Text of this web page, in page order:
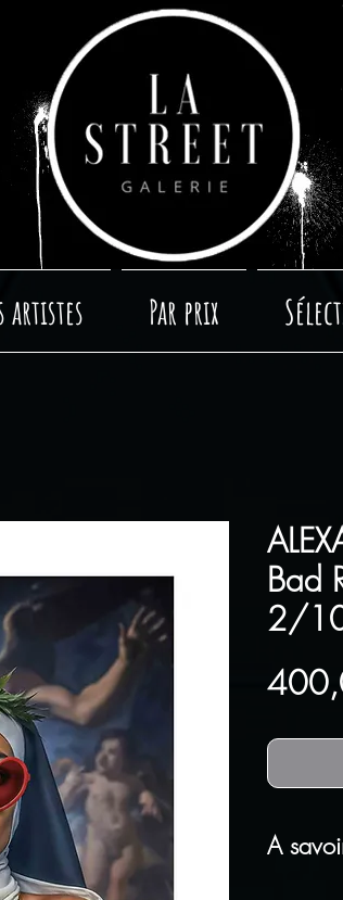
artistes Par prix
Bad
2/
A